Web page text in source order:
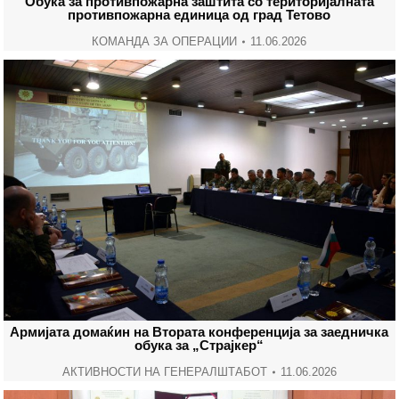
противпожарна единица од град Тетово
КОМАНДА ЗА ОПЕРАЦИИ 11.06.2026
Армијата домаќин на Втората конференција за заедничка
обука за „Страјкер“
АКТИВНОСТИ НА ГЕНЕРАЛШТАБОТ 11.06.2026